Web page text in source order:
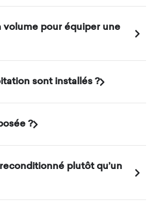
volume pour équiper une
sont installés ?
?
plutôt qu’un